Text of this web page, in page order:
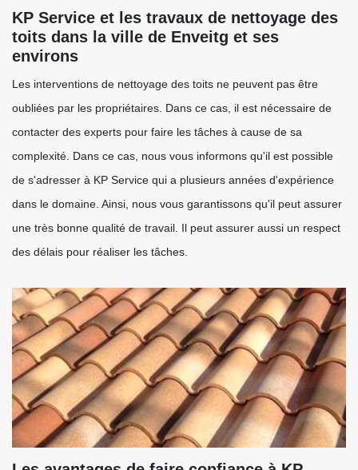
KP Service et les travaux de nettoyage des
toits dans la ville de Enveitg et ses
environs
Les interventions de nettoyage des toits ne peuvent pas être
oubliées par les propriétaires. Dans ce cas, il est nécessaire de
contacter des experts pour faire les tâches à cause de sa
complexité. Dans ce cas, nous vous informons qu'il est possible
de s'adresser à KP Service qui a plusieurs années d'expérience
dans le domaine. Ainsi, nous vous garantissons qu'il peut assurer
une très bonne qualité de travail. Il peut assurer aussi un respect
des délais pour réaliser les tâches.